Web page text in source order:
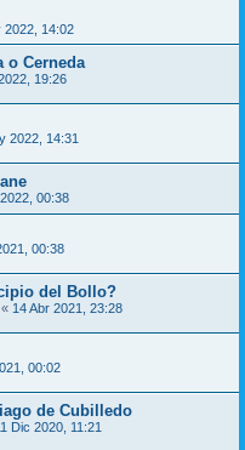
2022, 14:02
o Cerneda
19:26
2022, 14:31
00:38
00:38
del Bollo?
« 14 Abr 2021, 23:28
00:02
de Cubilledo
Dic 2020, 11:21